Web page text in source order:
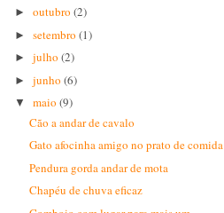
►outubro(2)
►setembro(1)
►julho(2)
►junho(6)
▼maio(9)
Cão a andar de cavalo
Gato afocinha amigo no prato de comida
Pendura gorda andar de mota
Chapéu de chuva eficaz